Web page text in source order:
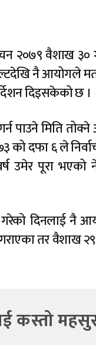
२०७९ वैशाख ३०
नै आयोगले
दिइसकेको छ ।
पाउने मिति
को दफा ६ ले
उमेर पूरा भएको
गरेको दिनलाई नै
तर वैशाख
कस्तो